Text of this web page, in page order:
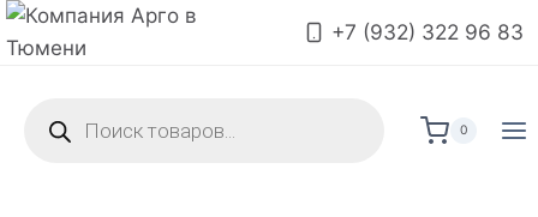
+7 (932) 322 96 83
0